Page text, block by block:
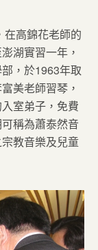
在高錦花老師的
湖實習一年，
，於1963年取
美老師習琴，
室弟子，免費
稱為蕭泰然音
教音樂及兒童